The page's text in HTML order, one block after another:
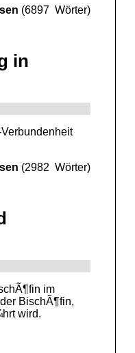
(6897 Wörter)
in
(2982 Wörter)
im
BischÃ¶fin,
wird.